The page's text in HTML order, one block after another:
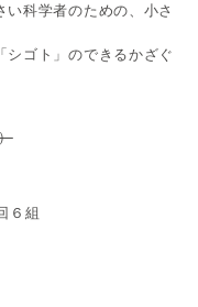
科学者のための、小さ
シゴト」のできるかざぐ
６組